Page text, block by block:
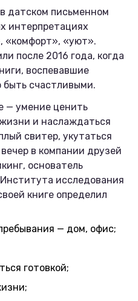
датском письменном
интерпретациях
«комфорт», «уют».
после 2016 года, когда
воспевавшие
быть счастливыми.
— умение ценить
и наслаждаться
свитер, укутаться
в компании друзей
основатель
исследования
книге определил
— дом, офис;
готовкой;